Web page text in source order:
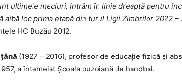
ultimele meciuri, intrăm în linie dreaptă pentru
aibă loc prima etapă din turul Ligii Zimbrilor 2022 –
HC Buzău 2012.
(1927 – 2016), profesor de educaţie fizică și
a întemeiat Şcoala buzoiană de handbal.